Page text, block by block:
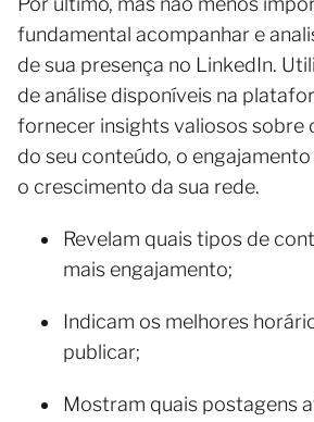
fundamental acompanhar e
de sua presença no LinkedIn.
de análise disponíveis na
fornecer insights valiosos sobre
do seu conteúdo, o
o crescimento da sua rede.
Revelam quais tipos de
mais engajamento;
Indicam os melhores
publicar;
Mostram quais postagens